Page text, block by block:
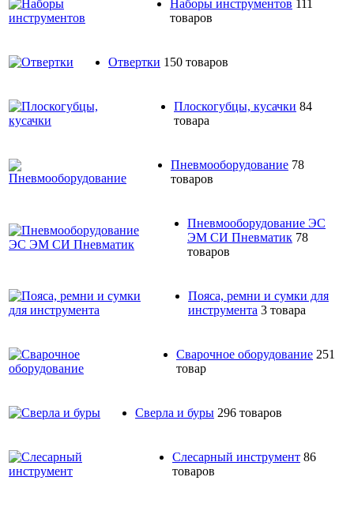
Наборы инструментов 111
товаров
Отвертки 150 товаров
Плоскогубцы, кусачки 84
товара
Пневмооборудование 78
товаров
Пневмооборудование ЭС
ЭМ СИ Пневматик 78
товаров
Пояса, ремни и сумки для
инструмента 3 товара
Сварочное оборудование 251
товар
Сверла и буры 296 товаров
Слесарный инструмент 86
товаров